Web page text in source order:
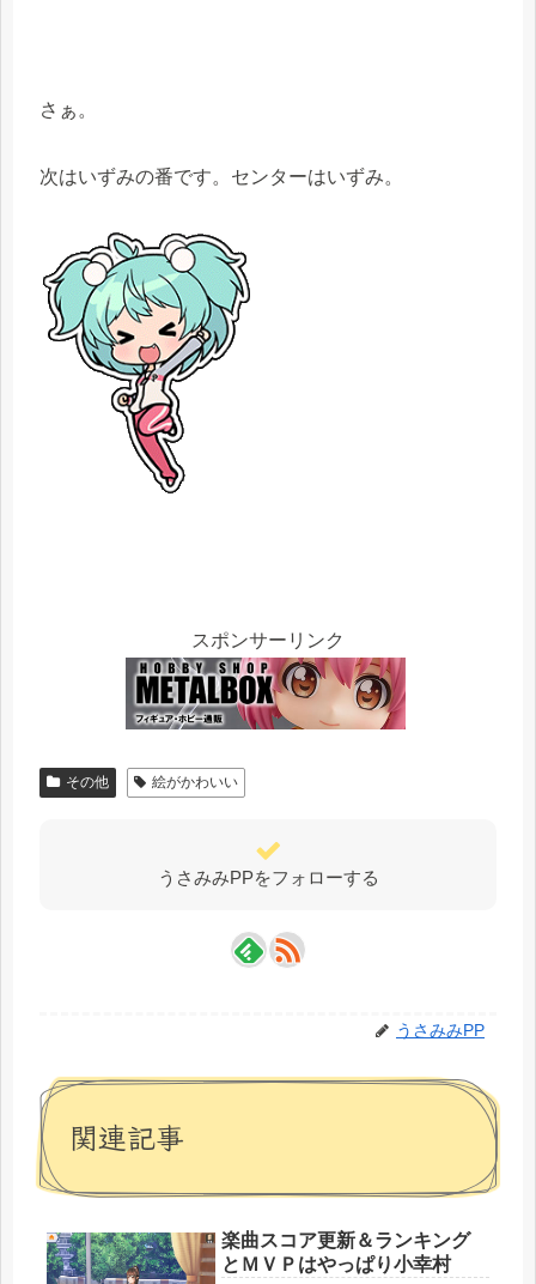
さぁ。
次はいずみの番です。センターはいずみ。
スポンサーリンク
その他 絵がかわいい
うさみみPPをフォローする
うさみみPP
関連記事
楽曲スコア更新＆ランキング
とＭＶＰはやっぱり小幸村